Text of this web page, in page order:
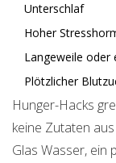
Unterschlaf
Hoher
Langeweile oder
Plötzlicher
Hunger-Hacks
keine Zutaten
Glas Wasser, ein